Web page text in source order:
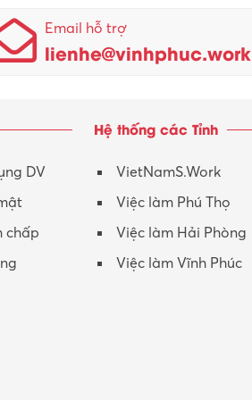
Nhân viên thu mua
Nhân viên CSKH
Phục vụ khác
Promotion Girl (PG)
KCN Sông Lô I
KCN Tam Dương
Email hỗ trợ
lienhe@vinhphuc.work
DV
chấp
Hệ thống các Tỉnh
VietNamS.Work
Việc làm Phú Thọ
Việc làm Hải Phòng
Việc làm Vĩnh Phúc